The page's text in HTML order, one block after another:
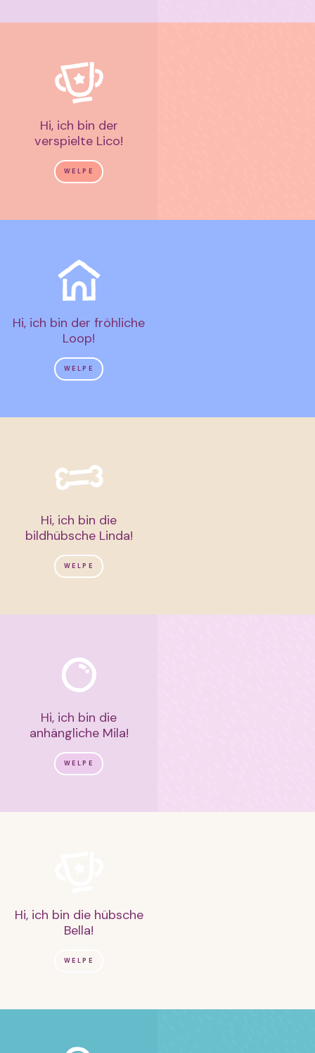
Hi, ich bin der
verspielte Lico!
WELPE
Hi, ich bin der fröhliche
Loop!
WELPE
Hi, ich bin die
bildhübsche Linda!
WELPE
Hi, ich bin die
anhängliche Mila!
WELPE
Hi, ich bin die hübsche
Bella!
WELPE